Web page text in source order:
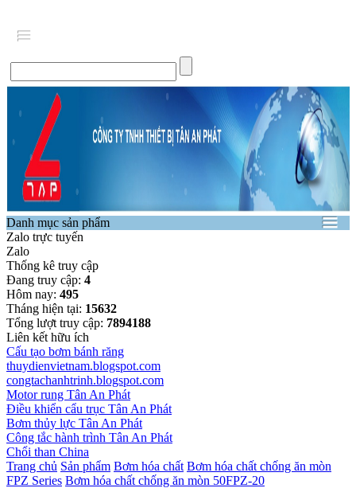
Danh mục sản phẩm
Zalo trực tuyến
Zalo
Thống kê truy cập
Đang truy cập: 4
Hôm nay: 495
Tháng hiện tại: 15632
Tổng lượt truy cập: 7894188
Liên kết hữu ích
Cấu tạo bơm bánh răng
thuydienvietnam.blogspot.com
congtachanhtrinh.blogspot.com
Motor rung Tân An Phát
Điều khiển cẩu trục Tân An Phát
Bơm thủy lực Tân An Phát
Công tắc hành trình Tân An Phát
Chổi than China
Trang chủ Sản phẩm Bơm hóa chất Bơm hóa chất chống ăn mòn
FPZ Series Bơm hóa chất chống ăn mòn 50FPZ-20